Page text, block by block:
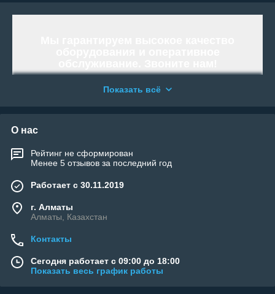
по всей территории Республики
Показать всё
О нас
Рейтинг не сформирован
Менее 5 отзывов за последний год
Работает с 30.11.2019
г. Алматы
Алматы, Казахстан
Контакты
Сегодня работает с 09:00 до 18:00
Показать весь график работы